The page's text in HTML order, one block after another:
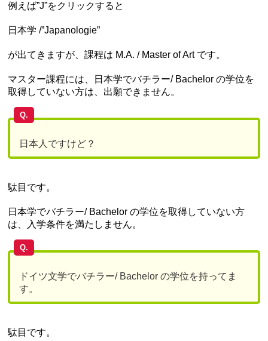
例えば”J”をクリックすると
日本学 /”Japanologie”
が出てきますが、課程は M.A. / Master of Art です。
マスター課程には、日本学でバチラー/ Bachelor の学位を
取得していない方は、出願できません。
Q.
日本人ですけど？
駄目です。
日本学でバチラー/ Bachelor の学位を取得していない方
は、入学条件を満たしません。
Q.
ドイツ文学でバチラー/ Bachelor の学位を持ってま
す。
駄目です。